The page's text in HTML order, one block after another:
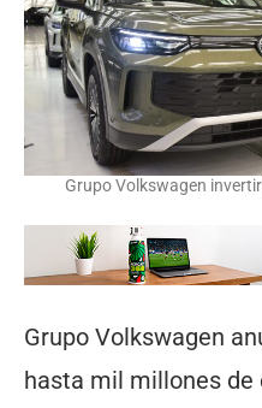
Grupo Volkswagen
Grupo Volkswagen
hasta mil millones de